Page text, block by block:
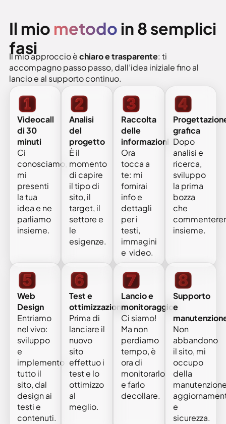
Il mio metodo in 8 semplici
fasi
Il mio approccio èchiaro e trasparente: ti
accompagno passo passo, dall’idea iniziale fino al
lancio e al supporto continuo.
Videocall
di 30
minuti
Ci
conosciamo,
mi
presenti
la tua
idea e ne
parliamo
insieme.
Analisi
del
progetto
È il
momento
di capire
il tipo di
sito, il
target, il
settore e
le
esigenze.
Raccolta
delle
informazioni
Ora
tocca a
te: mi
fornirai
info e
dettagli
per i
testi,
immagini
e video.
grafica
Dopo
analisi e
ricerca,
sviluppo
la prima
bozza
che
insieme.
Web
Design
Entriamo
nel vivo:
sviluppo
e
implemento
tutto il
sito, dal
design ai
testi e
contenuti.
Test e
ottimizzazione
Prima di
lanciare il
nuovo
sito
effettuo i
test e lo
ottimizzo
al
meglio.
Lancio e
monitoraggio
Ci siamo!
Ma non
perdiamo
tempo, è
ora di
monitorarlo
e farlo
decollare.
Supporto
e
Non
abbandono
il sito, mi
occupo
della
e
sicurezza.